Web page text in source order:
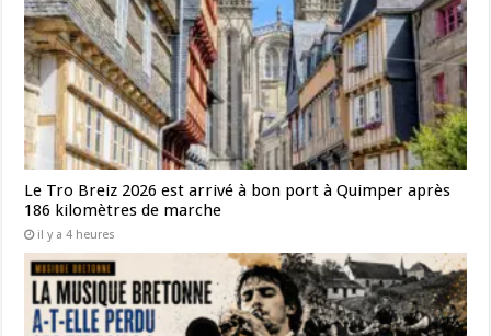
Le Tro Breiz 2026 est arrivé à bon port à Quimper après
186 kilomètres de marche
il y a 4 heures